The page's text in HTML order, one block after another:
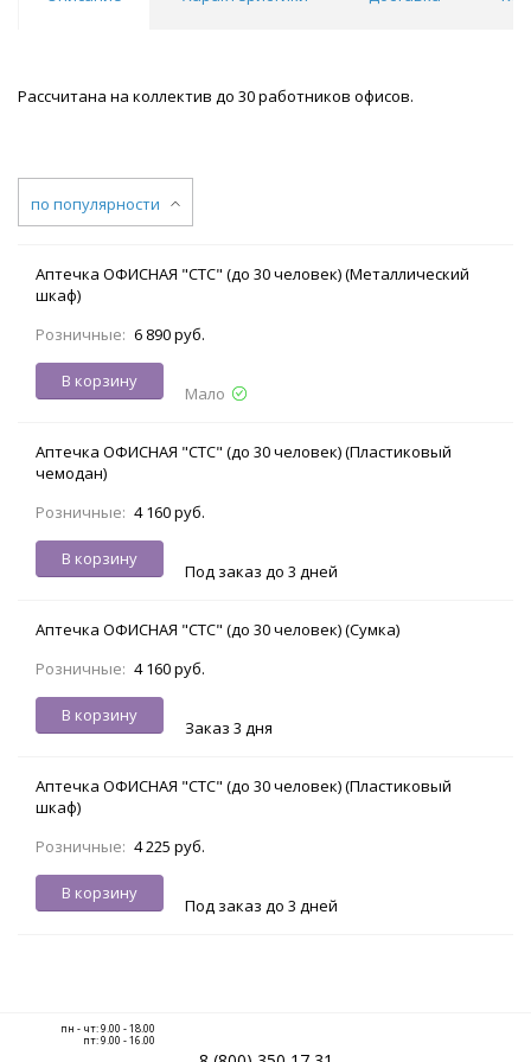
Рассчитана на коллектив до 30 работников офисов.
по популярности
Аптечка ОФИСНАЯ "СТС" (до 30 человек) (Металлический
шкаф)
Розничные: 6 890 руб.
В корзину
Мало
Аптечка ОФИСНАЯ "СТС" (до 30 человек) (Пластиковый
чемодан)
Розничные: 4 160 руб.
В корзину
Под заказ до 3 дней
Аптечка ОФИСНАЯ "СТС" (до 30 человек) (Сумка)
Розничные: 4 160 руб.
В корзину
Заказ 3 дня
Аптечка ОФИСНАЯ "СТС" (до 30 человек) (Пластиковый
шкаф)
Розничные: 4 225 руб.
В корзину
Под заказ до 3 дней
пн - чт: 9.00 - 18.00
пт: 9.00 - 16.00